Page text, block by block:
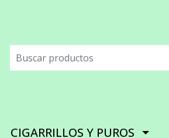
CIGARRILLOS Y PUROS